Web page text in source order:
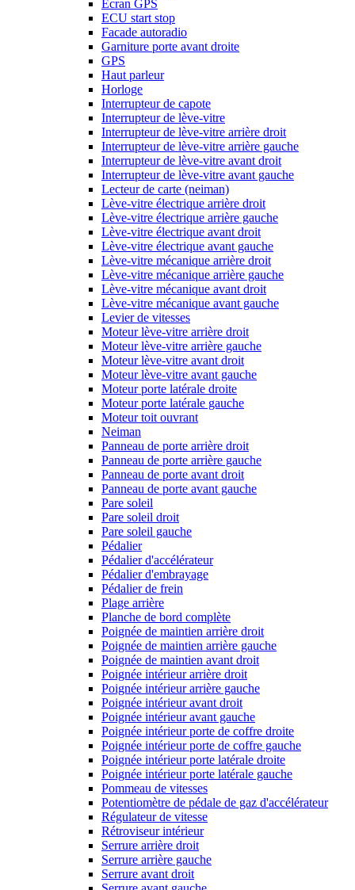
Ecran GPS
ECU start stop
Facade autoradio
Garniture porte avant droite
GPS
Haut parleur
Horloge
Interrupteur de capote
Interrupteur de lève-vitre
Interrupteur de lève-vitre arrière droit
Interrupteur de lève-vitre arrière gauche
Interrupteur de lève-vitre avant droit
Interrupteur de lève-vitre avant gauche
Lecteur de carte (neiman)
Lève-vitre électrique arrière droit
Lève-vitre électrique arrière gauche
Lève-vitre électrique avant droit
Lève-vitre électrique avant gauche
Lève-vitre mécanique arrière droit
Lève-vitre mécanique arrière gauche
Lève-vitre mécanique avant droit
Lève-vitre mécanique avant gauche
Levier de vitesses
Moteur lève-vitre arrière droit
Moteur lève-vitre arrière gauche
Moteur lève-vitre avant droit
Moteur lève-vitre avant gauche
Moteur porte latérale droite
Moteur porte latérale gauche
Moteur toit ouvrant
Neiman
Panneau de porte arrière droit
Panneau de porte arrière gauche
Panneau de porte avant droit
Panneau de porte avant gauche
Pare soleil
Pare soleil droit
Pare soleil gauche
Pédalier
Pédalier d'accélérateur
Pédalier d'embrayage
Pédalier de frein
Plage arrière
Planche de bord complète
Poignée de maintien arrière droit
Poignée de maintien arrière gauche
Poignée de maintien avant droit
Poignée intérieur arrière droit
Poignée intérieur arrière gauche
Poignée intérieur avant droit
Poignée intérieur avant gauche
Poignée intérieur porte de coffre droite
Poignée intérieur porte de coffre gauche
Poignée intérieur porte latérale droite
Poignée intérieur porte latérale gauche
Pommeau de vitesses
Potentiomètre de pédale de gaz d'accélérateur
Régulateur de vitesse
Rétroviseur intérieur
Serrure arrière droit
Serrure arrière gauche
Serrure avant droit